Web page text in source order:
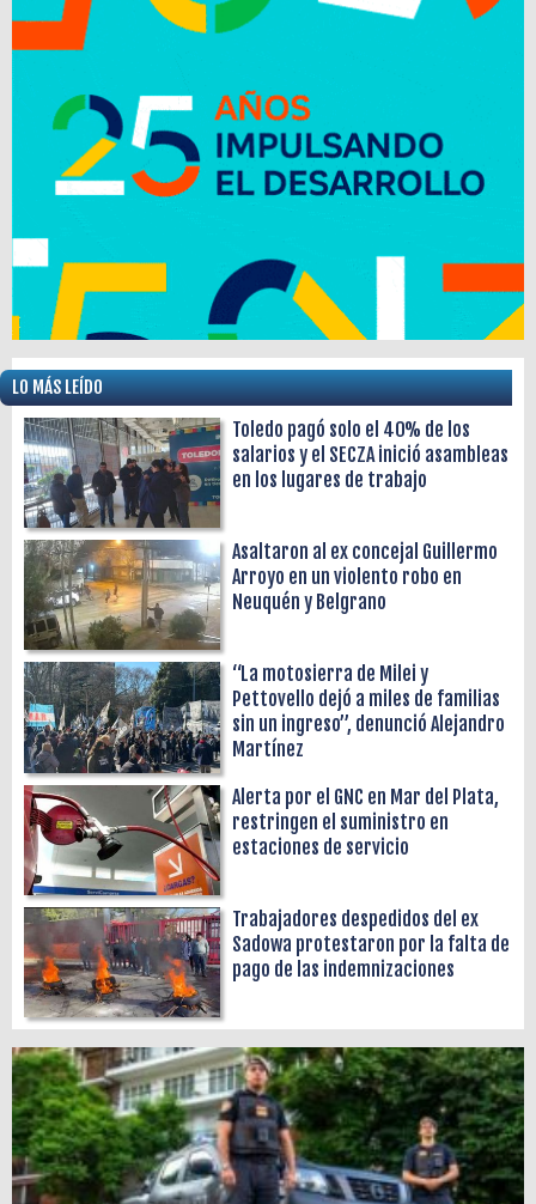
LO MÁS LEÍDO
Toledo pagó solo el 40% de los
salarios y el SECZA inició asambleas
en los lugares de trabajo
Asaltaron al ex concejal Guillermo
Arroyo en un violento robo en
Neuquén y Belgrano
“La motosierra de Milei y
Pettovello dejó a miles de familias
sin un ingreso”, denunció Alejandro
Martínez
Alerta por el GNC en Mar del Plata,
restringen el suministro en
estaciones de servicio
Trabajadores despedidos del ex
Sadowa protestaron por la falta de
pago de las indemnizaciones